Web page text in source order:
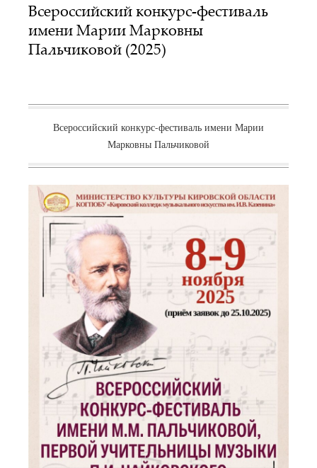
Всероссийский конкурс-фестиваль
имени Марии Марковны
Пальчиковой (2025)
Всероссийский конкурс-фестиваль имени Марии
Марковны Пальчиковой